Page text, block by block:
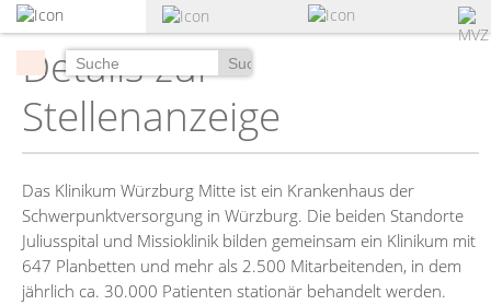
zum
Hauptinhalt
springen
Suchen
Details zur
Stellenanzeige
Das Klinikum Würzburg Mitte ist ein Krankenhaus der
Schwerpunktversorgung in Würzburg. Die beiden Standorte
Juliusspital und Missioklinik bilden gemeinsam ein Klinikum mit
647 Planbetten und mehr als 2.500 Mitarbeitenden, in dem
jährlich ca. 30.000 Patienten stationär behandelt werden.